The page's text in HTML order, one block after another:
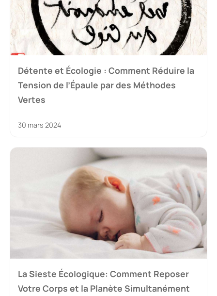
Détente et Écologie : Comment Réduire la
Tension de l’Épaule par des Méthodes
Vertes
30 mars 2024
La Sieste Écologique: Comment Reposer
Votre Corps et la Planète Simultanément